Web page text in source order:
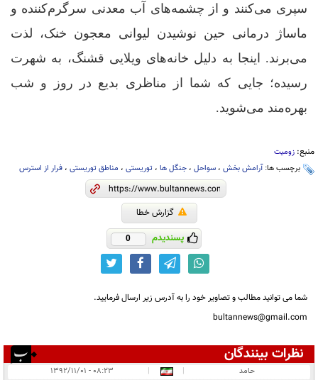
سپری می‌کنند و از چشمه‌های آب معدنی سرگرم‌کننده و
ماساژ درمانی حین نوشیدن لیوانی معجون خنک، لذت
می‌برند. اینجا به دلیل خانه‌های ویلایی قشنگ، به شهرت
رسیده؛ جایی که شما از مناظری بدیع در روز و شب
بهره‌مند می‌شوید.
منبع: زومیت
برچسب ها:آرامش بخش ، سواحل ، جنگل ها ، توریستی ، مناطق توریستی ، فرار از استرس
گزارش خطا
پسندیدم 0
شما می توانید مطالب و تصاویر خود را به آدرس زیر ارسال فرمایید.
bultannews@gmail.com
نظرات بینندگان
حامد |
|
۰۸:۲۳ - ۱۳۹۲/۱۱/۰۱